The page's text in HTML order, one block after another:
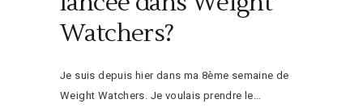
Watchers?
Je suis depuis hier dans ma 8ème semaine de
Weight Watchers. Je voulais prendre le…